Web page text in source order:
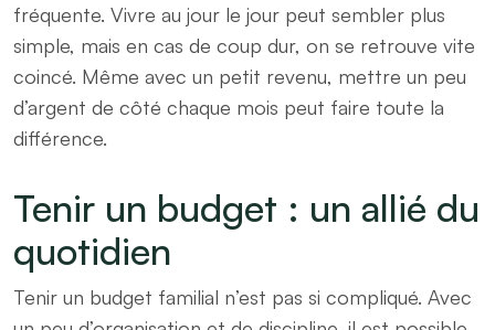
fréquente. Vivre au jour le jour peut sembler plus
simple, mais en cas de coup dur, on se retrouve vite
coincé. Même avec un petit revenu, mettre un peu
d’argent de côté chaque mois peut faire toute la
différence.
Tenir un budget : un allié du
quotidien
Tenir un budget familial n’est pas si compliqué. Avec